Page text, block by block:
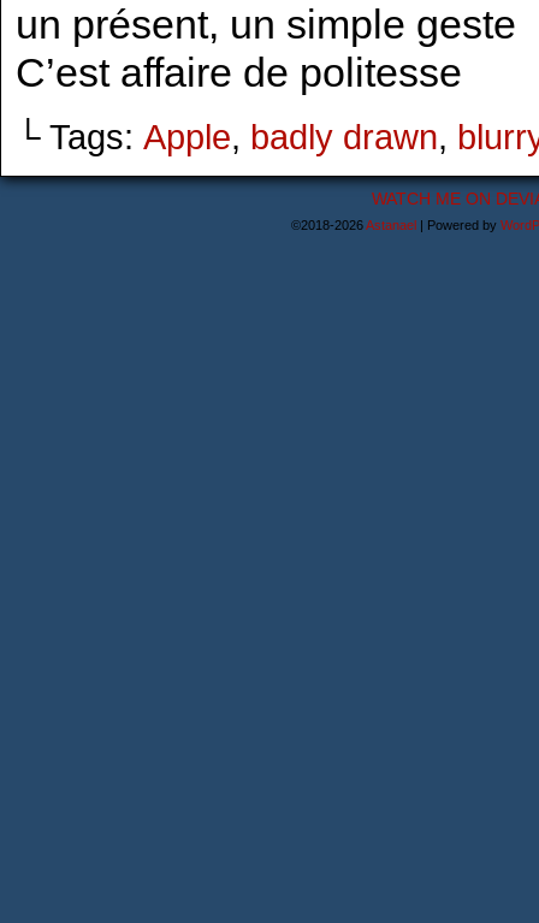
un présent, un simple geste
C’est affaire de politesse
└ Tags: Apple, badly drawn,
WATCH ME ON
©2018-2026Astanael | Powered by